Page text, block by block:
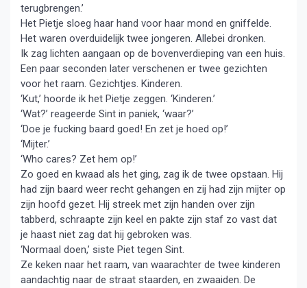
terugbrengen.’
Het Pietje sloeg haar hand voor haar mond en gniffelde.
Het waren overduidelijk twee jongeren. Allebei dronken.
Ik zag lichten aangaan op de bovenverdieping van een huis.
Een paar seconden later verschenen er twee gezichten
voor het raam. Gezichtjes. Kinderen.
‘Kut,’ hoorde ik het Pietje zeggen. ‘Kinderen.’
‘Wat?’ reageerde Sint in paniek, ‘waar?’
‘Doe je fucking baard goed! En zet je hoed op!’
‘Mijter.’
‘Who cares? Zet hem op!’
Zo goed en kwaad als het ging, zag ik de twee opstaan. Hij
had zijn baard weer recht gehangen en zij had zijn mijter op
zijn hoofd gezet. Hij streek met zijn handen over zijn
tabberd, schraapte zijn keel en pakte zijn staf zo vast dat
je haast niet zag dat hij gebroken was.
‘Normaal doen,’ siste Piet tegen Sint.
Ze keken naar het raam, van waarachter de twee kinderen
aandachtig naar de straat staarden, en zwaaiden. De